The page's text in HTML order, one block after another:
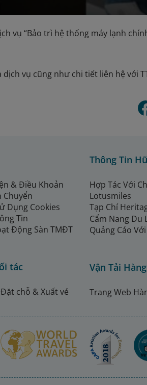
vụ “Bảo trì hệ thống máy lạnh
vụ cũng như chi tiết liên hệ với
& Điều Khoản
Chuyển
Dụng Cookies
Tin
Động Sàn TMĐT
tác
chỗ & Xuất vé
Thông Tin
Hợp Tác Với
Lotusmiles
Tạp Chí
Cẩm Nang Du
Quảng Cáo
Vận Tải
Trang Web